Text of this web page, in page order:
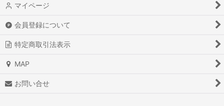
BUDWEISER
マイページ
会員登録について
特定商取引法表示
MAP
お問い合せ